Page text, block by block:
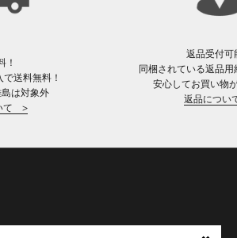
！
送料無料！
は対象外
て >
返品受付可
同梱されている返品
安心してお買い物
返品につ